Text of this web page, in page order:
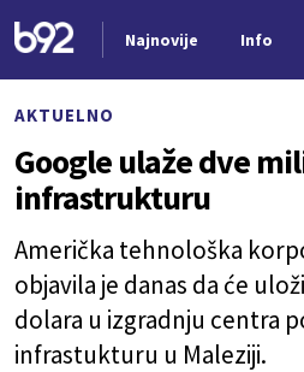
Najnovije Info
AKTUELNO
Google ulaže dve
infrastrukturu
Američka tehnološka
objavila je danas da će
dolara u izgradnju centra
infrastukturu u Maleziji.